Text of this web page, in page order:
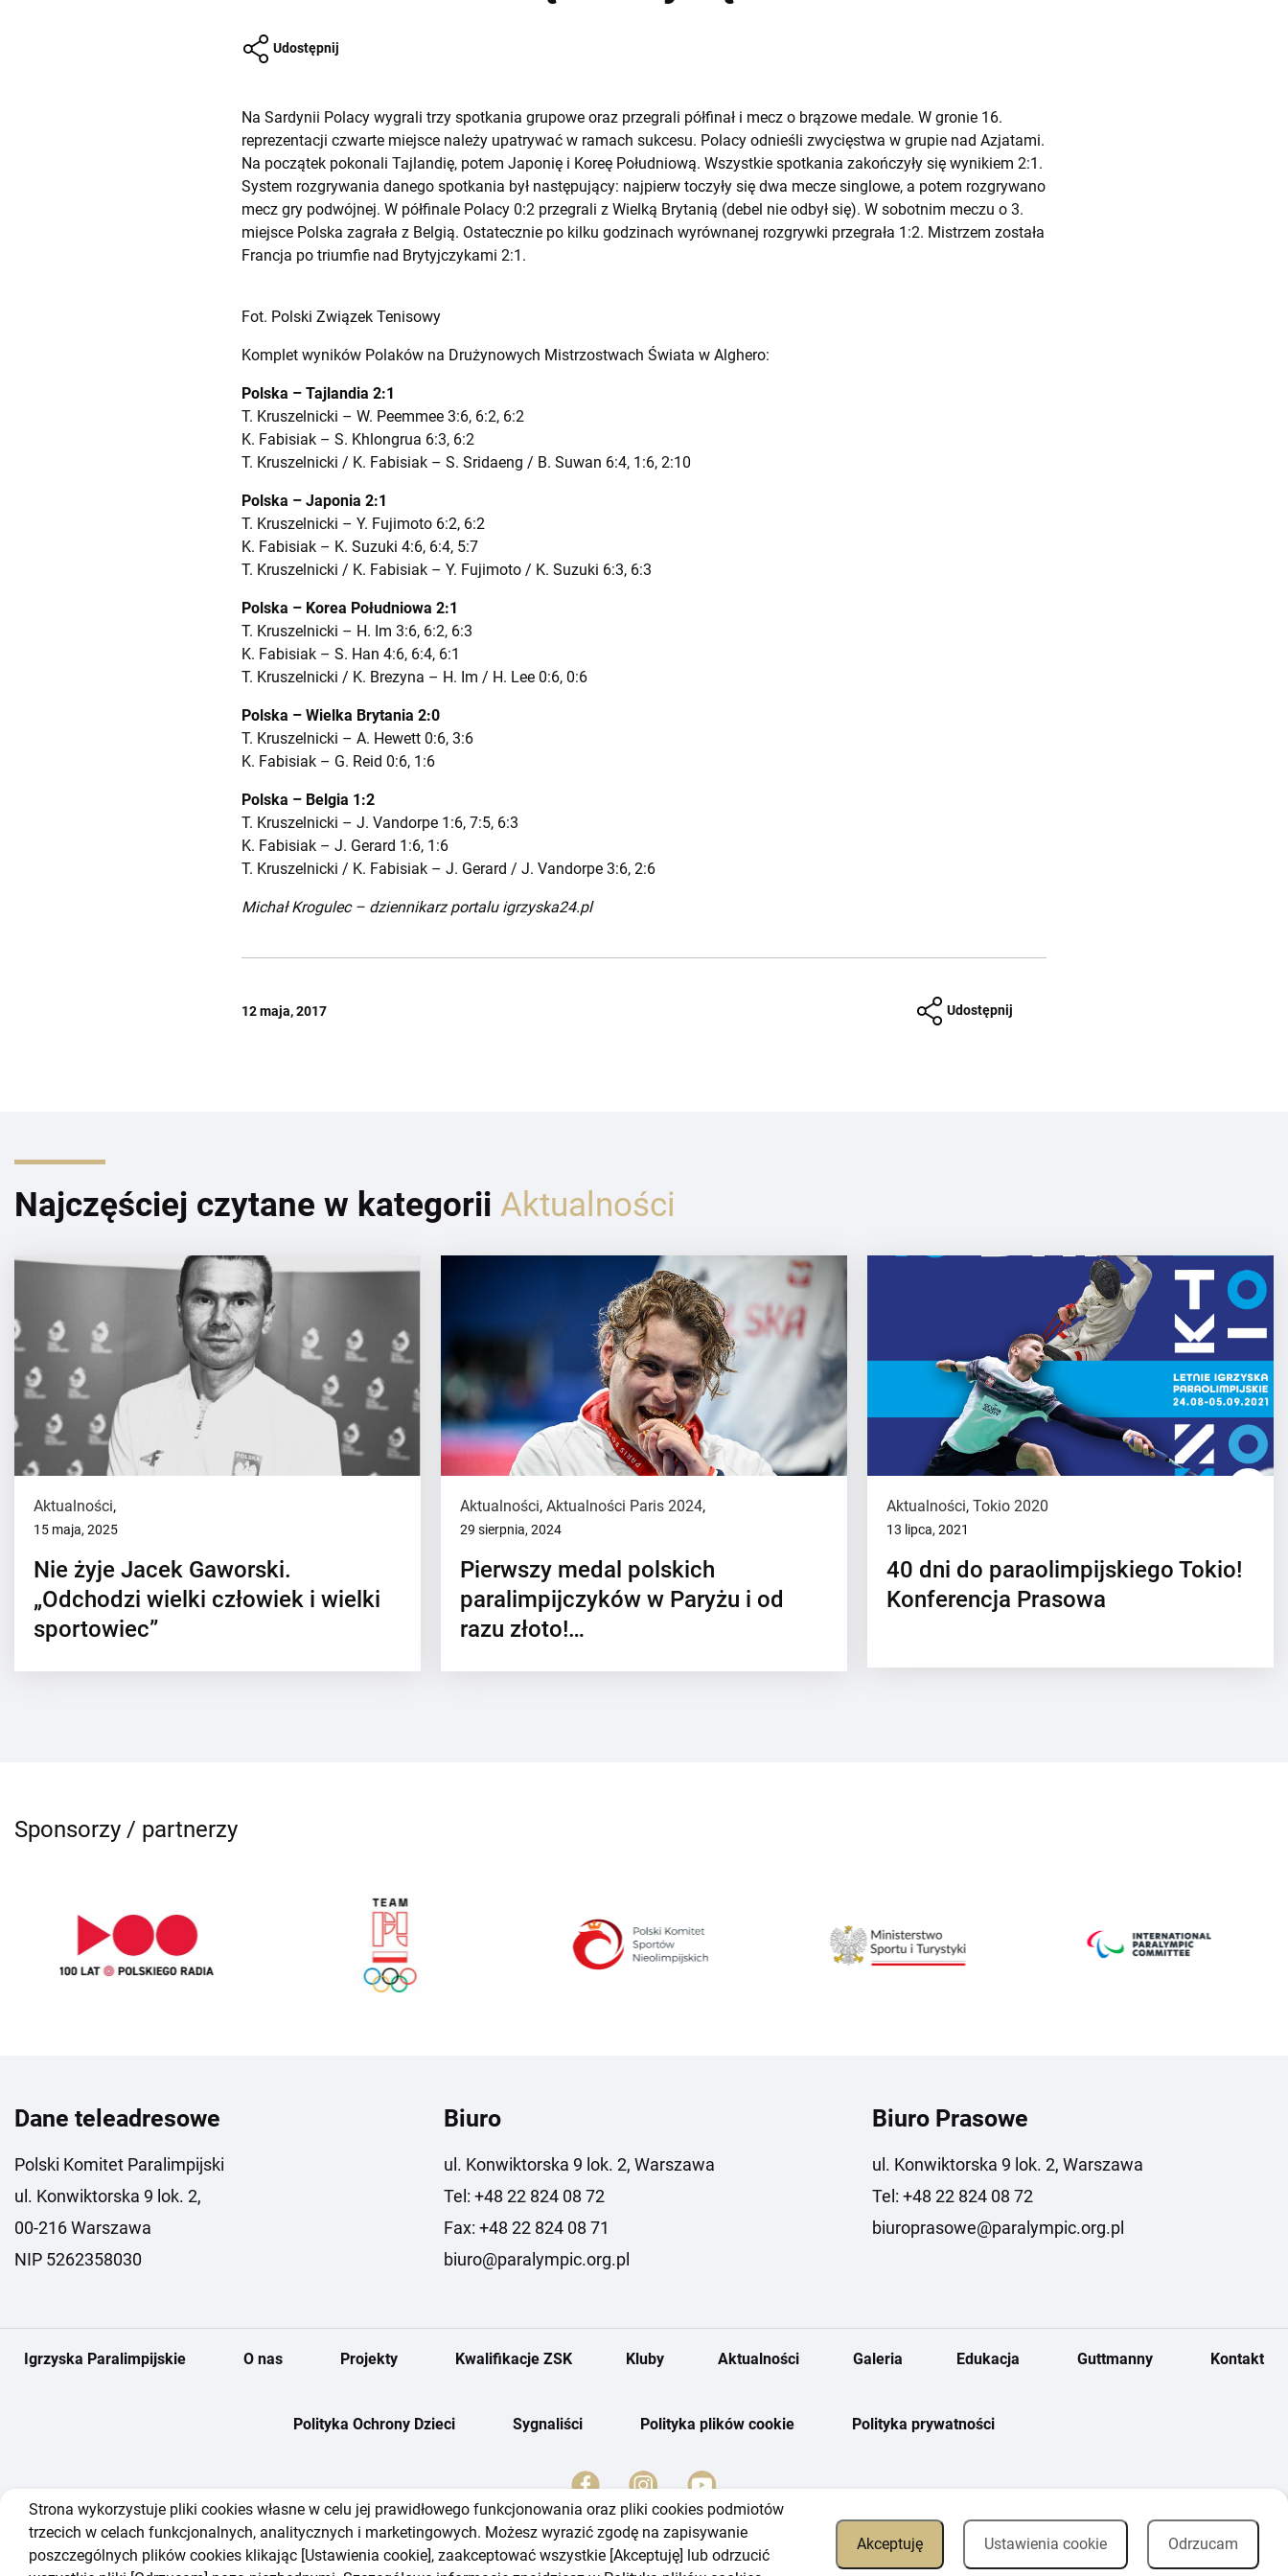
Udostępnij
Na Sardynii Polacy wygrali trzy spotkania grupowe oraz przegrali półfinał i mecz o brązowe medale. W gronie 16.
reprezentacji czwarte miejsce należy upatrywać w ramach sukcesu. Polacy odnieśli zwycięstwa w grupie nad Azjatami.
Na początek pokonali Tajlandię, potem Japonię i Koreę Południową. Wszystkie spotkania zakończyły się wynikiem 2:1.
System rozgrywania danego spotkania był następujący: najpierw toczyły się dwa mecze singlowe, a potem rozgrywano
mecz gry podwójnej. W półfinale Polacy 0:2 przegrali z Wielką Brytanią (debel nie odbył się). W sobotnim meczu o 3.
miejsce Polska zagrała z Belgią. Ostatecznie po kilku godzinach wyrównanej rozgrywki przegrała 1:2. Mistrzem została
Francja po triumfie nad Brytyjczykami 2:1.
Fot. Polski Związek Tenisowy
Komplet wyników Polaków na Drużynowych Mistrzostwach Świata w Alghero:
Polska – Tajlandia 2:1
T. Kruszelnicki – W. Peemmee 3:6, 6:2, 6:2
K. Fabisiak – S. Khlongrua 6:3, 6:2
T. Kruszelnicki / K. Fabisiak – S. Sridaeng / B. Suwan 6:4, 1:6, 2:10
Polska – Japonia 2:1
T. Kruszelnicki – Y. Fujimoto 6:2, 6:2
K. Fabisiak – K. Suzuki 4:6, 6:4, 5:7
T. Kruszelnicki / K. Fabisiak – Y. Fujimoto / K. Suzuki 6:3, 6:3
Polska – Korea Południowa 2:1
T. Kruszelnicki – H. Im 3:6, 6:2, 6:3
K. Fabisiak – S. Han 4:6, 6:4, 6:1
T. Kruszelnicki / K. Brezyna – H. Im / H. Lee 0:6, 0:6
Polska – Wielka Brytania 2:0
T. Kruszelnicki – A. Hewett 0:6, 3:6
K. Fabisiak – G. Reid 0:6, 1:6
Polska – Belgia 1:2
T. Kruszelnicki – J. Vandorpe 1:6, 7:5, 6:3
K. Fabisiak – J. Gerard 1:6, 1:6
T. Kruszelnicki / K. Fabisiak – J. Gerard / J. Vandorpe 3:6, 2:6
Michał Krogulec – dziennikarz portalu igrzyska24.pl
12 maja, 2017 Udostępnij
Najczęściej czytane w kategorii Aktualności
Aktualności,
15 maja, 2025
Nie żyje Jacek Gaworski.
„Odchodzi wielki człowiek i wielki
sportowiec”
Aktualności,Aktualności Paris 2024,
29 sierpnia, 2024
Pierwszy medal polskich
paralimpijczyków w Paryżu i od
razu złoto!…
Aktualności,Tokio 2020
13 lipca, 2021
40 dni do paraolimpijskiego Tokio!
Konferencja Prasowa
Sponsorzy / partnerzy
Dane teleadresowe
Polski Komitet Paralimpijski
ul. Konwiktorska 9 lok. 2,
00-216 Warszawa
NIP 5262358030
Biuro
ul. Konwiktorska 9 lok. 2, Warszawa
Tel: +48 22 824 08 72
Fax: +48 22 824 08 71
biuro@paralympic.org.pl
Biuro Prasowe
ul. Konwiktorska 9 lok. 2, Warszawa
Tel: +48 22 824 08 72
biuroprasowe@paralympic.org.pl
Igrzyska Paralimpijskie O nas Projekty Kwalifikacje ZSK Kluby Aktualności Galeria Edukacja Guttmanny Kontakt
Polityka Ochrony Dzieci Sygnaliści Polityka plików cookie Polityka prywatności
© 2026 All Rights Reserved.
Strona wykorzystuje pliki cookies własne w celu jej prawidłowego funkcjonowania oraz pliki cookies podmiotów
trzecich w celach funkcjonalnych, analitycznych i marketingowych. Możesz wyrazić zgodę na zapisywanie
poszczególnych plików cookies klikając [Ustawienia cookie], zaakceptować wszystkie [Akceptuję] lub odrzucić
Akceptuję Ustawienia cookie Odrzucam